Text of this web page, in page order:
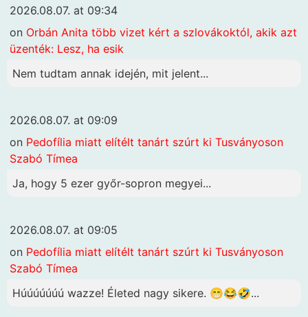
2026.08.07. at 09:34
on Orbán Anita több vizet kért a szlovákoktól, akik azt
üzenték: Lesz, ha esik
Nem tudtam annak idején, mit jelent...
2026.08.07. at 09:09
on Pedofília miatt elítélt tanárt szúrt ki Tusványoson
Szabó Tímea
Ja, hogy 5 ezer győr-sopron megyei...
2026.08.07. at 09:05
on Pedofília miatt elítélt tanárt szúrt ki Tusványoson
Szabó Tímea
Húúúúúúú wazze! Életed nagy sikere. 😁😂🤣...